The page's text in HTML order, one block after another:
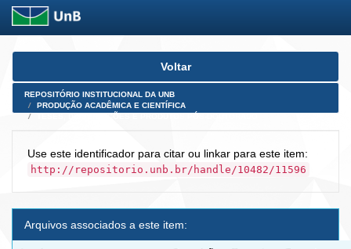
Skip
Voltar
REPOSITÓRIO INSTITUCIONAL DA UNB
PRODUÇÃO ACADÊMICA E CIENTÍFICA
Use este identificador para citar ou linkar para este item:
http://repositorio.unb.br/handle/10482/11596
Arquivos associados a este item: